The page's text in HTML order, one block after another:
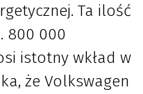
Ta ilość
800 000
istotny wkład w
że Volkswagen